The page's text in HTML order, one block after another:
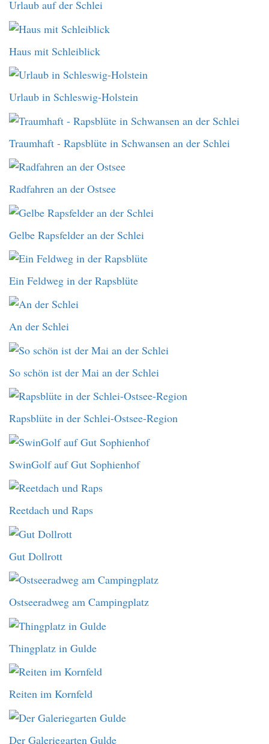
Urlaub auf der Schlei
Haus mit Schleiblick
Urlaub in Schleswig-Holstein
Traumhaft - Rapsblüte in Schwansen an der Schlei
Radfahren an der Ostsee
Gelbe Rapsfelder an der Schlei
Ein Feldweg in der Rapsblüte
An der Schlei
So schön ist der Mai an der Schlei
Rapsblüte in der Schlei-Ostsee-Region
SwinGolf auf Gut Sophienhof
Reetdach und Raps
Gut Dollrott
Ostseeradweg am Campingplatz
Thingplatz in Gulde
Reiten im Kornfeld
Der Galeriegarten Gulde